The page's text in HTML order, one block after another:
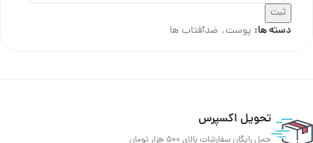
ثبت
دسته ها: پوست, ضدآفتاب ها
تحویل اکسپرس
حمل رایگان سفارشات بالای 500 هزار تومان